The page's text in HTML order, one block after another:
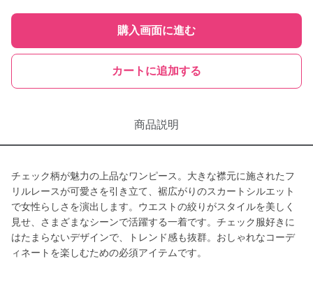
購入画面に進む
カートに追加する
商品説明
チェック柄が魅力の上品なワンピース。大きな襟元に施されたフ
リルレースが可愛さを引き立て、裾広がりのスカートシルエット
で女性らしさを演出します。ウエストの絞りがスタイルを美しく
見せ、さまざまなシーンで活躍する一着です。チェック服好きに
はたまらないデザインで、トレンド感も抜群。おしゃれなコーデ
ィネートを楽しむための必須アイテムです。